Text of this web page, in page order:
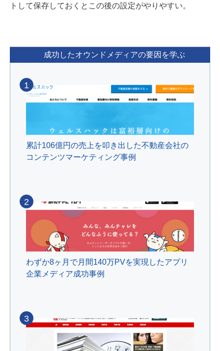
トして保存しておくとこの後の設定がやりやすい。
成功したオウンドメディアの要因を学ぶ
累計106億円の売上を叩き出した不動産会社の
コンテンツマーケティング事例
1
わずか8ヶ月で月間140万PVを実現したアプリ
企業メディア成功事例
2
3